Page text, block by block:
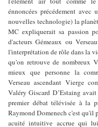
énnoncées précédement
nouvelles technologie) la
MC expliquerait sa passion
d'acteurs Gémeaux ou
l'interprétation de rôle dans la
qu’on retrouve de nombreux
mieux que personne la
Verseau ascendant Vierge
Valéry Giscard D’Estaing
premier débat télévisée à la
Raymond Domenech c'est qu'il
acuité intuitive accrue qui